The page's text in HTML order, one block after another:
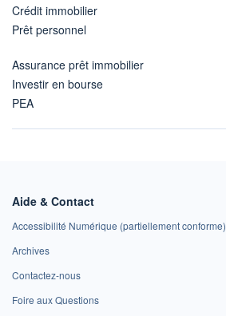
Crédit immobilier
Prêt personnel
Assurance prêt immobilier
Investir en bourse
PEA
Aide & Contact
Accessibilité Numérique (partiellement conforme)
Archives
Contactez-nous
Foire aux Questions